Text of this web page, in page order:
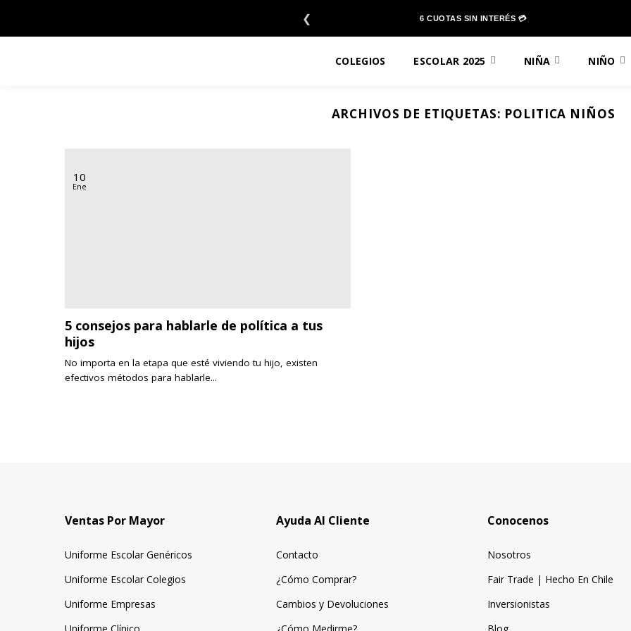
❮ 6 CUOTAS SIN INTERÉS 💳
COLEGIOS ESCOLAR 2025 NIÑA NIÑO
ARCHIVOS DE ETIQUETAS: POLITICA NIÑOS
5 consejos para hablarle de política a tus
hijos
No importa en la etapa que esté viviendo tu hijo, existen
efectivos métodos para hablarle...
10
Ene
Ventas Por Mayor
Uniforme Escolar Genéricos
Uniforme Escolar Colegios
Uniforme Empresas
Ayuda Al Cliente
Contacto
¿Cómo Comprar?
Cambios y Devoluciones
Conocenos
Nosotros
Fair Trade | Hecho En Chile
Inversionistas